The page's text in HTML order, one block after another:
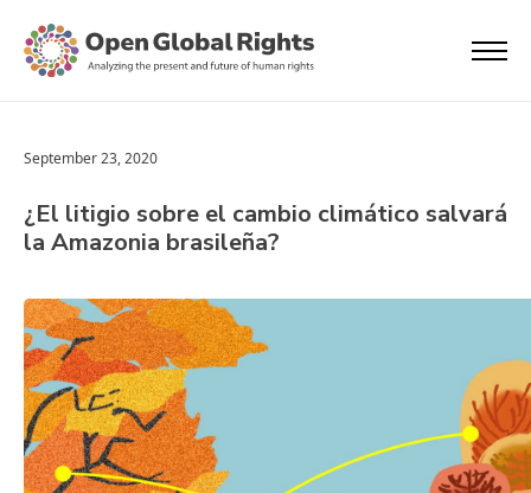
September 23, 2020
¿El litigio sobre el cambio climático salvará
la Amazonia brasileña?